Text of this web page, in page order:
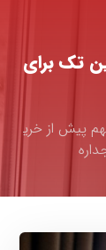
تک برای
مهم پیش از خری